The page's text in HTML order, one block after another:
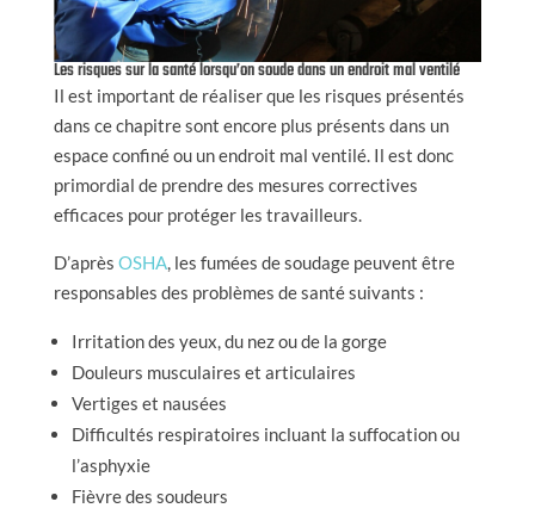
Les risques sur la santé lorsqu’on soude dans un endroit mal ventilé
Il est important de réaliser que les risques présentés
dans ce chapitre sont encore plus présents dans un
espace confiné ou un endroit mal ventilé. Il est donc
primordial de prendre des mesures correctives
efficaces pour protéger les travailleurs.
D’après OSHA, les fumées de soudage peuvent être
responsables des problèmes de santé suivants :
Irritation des yeux, du nez ou de la gorge
Douleurs musculaires et articulaires
Vertiges et nausées
Difficultés respiratoires incluant la suffocation ou
l’asphyxie
Fièvre des soudeurs